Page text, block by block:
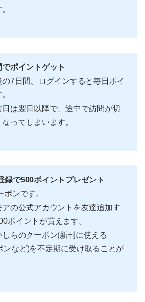
ポイントゲット
7日間、ログインすると毎日ポイ
は翌日以降で、途中で訪問が切
ってしまいます。
で500ポイントプレゼント
ポンです。
アの公式アカウントを友達追加す
ポイントが貰えます。
しらのクーポン(新刊に使える
ンなど)を不定期に受け取ることが